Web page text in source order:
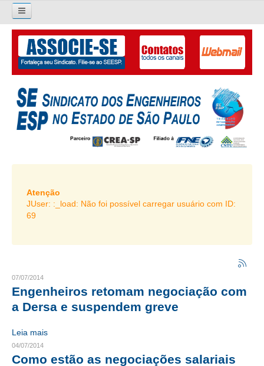
Pesquisar...
O SINDICATO
APRESENTAÇÃO
PALAVRA DO PRESIDENTE
DIRETORIA
LIVRO GESTÃO 2026-2029
SUBSEDES SINDICAIS
CRESCE BRASIL
CONSELHO TECNOLÓGICO
HISTÓRICO E ATUAÇÃO
COMPOSIÇÃO
Atenção
JUser: :_load: Não foi possível carregar usuário com ID:
69
07/07/2014
Engenheiros retomam negociação com
a Dersa e suspendem greve
Leia mais
04/07/2014
Como estão as negociações salariais